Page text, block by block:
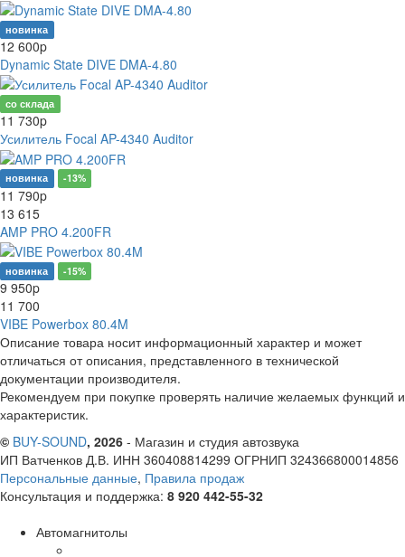
новинка
12 600p
Dynamic State DIVE DMA-4.80
со склада
11 730p
Усилитель Focal AP-4340 Auditor
новинка -13%
11 790p
13 615
AMP PRO 4.200FR
новинка -15%
9 950p
11 700
VIBE Powerbox 80.4M
Описание товара носит информационный характер и может
отличаться от описания, представленного в технической
документации производителя.
Рекомендуем при покупке проверять наличие желаемых функций и
характеристик.
© BUY-SOUND, 2026 - Магазин и студия автозвука
ИП Ватченков Д.В. ИНН 360408814299 ОГРНИП 324366800014856
Персональные данные, Правила продаж
Консультация и поддержка: 8 920 442-55-32
Автомагнитолы